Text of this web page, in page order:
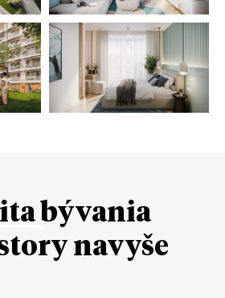
bývania
navyše